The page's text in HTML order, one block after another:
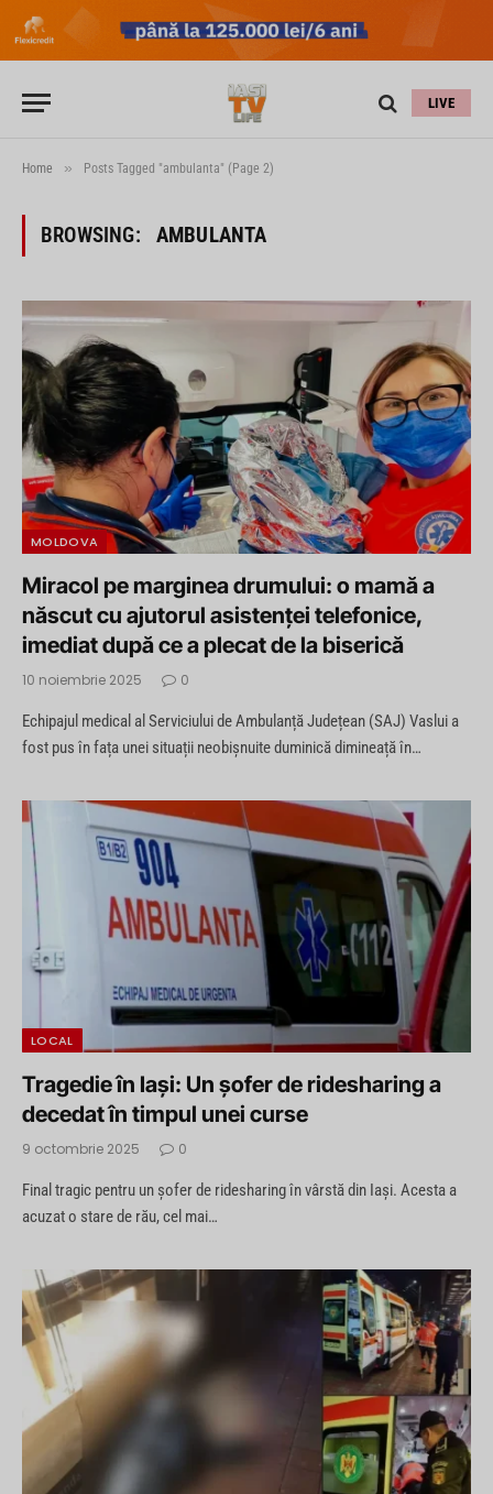
LIVE
Home » Posts Tagged "ambulanta" (Page 2)
BROWSING: AMBULANTA
MOLDOVA
Miracol pe marginea drumului: o mamă a
născut cu ajutorul asistenței telefonice,
imediat după ce a plecat de la biserică
10 noiembrie 2025 0
Echipajul medical al Serviciului de Ambulanță Județean (SAJ) Vaslui a
fost pus în fața unei situații neobișnuite duminică dimineață în…
LOCAL
Tragedie în Iași: Un șofer de ridesharing a
decedat în timpul unei curse
9 octombrie 2025 0
Final tragic pentru un șofer de ridesharing în vârstă din Iași. Acesta a
acuzat o stare de rău, cel mai…